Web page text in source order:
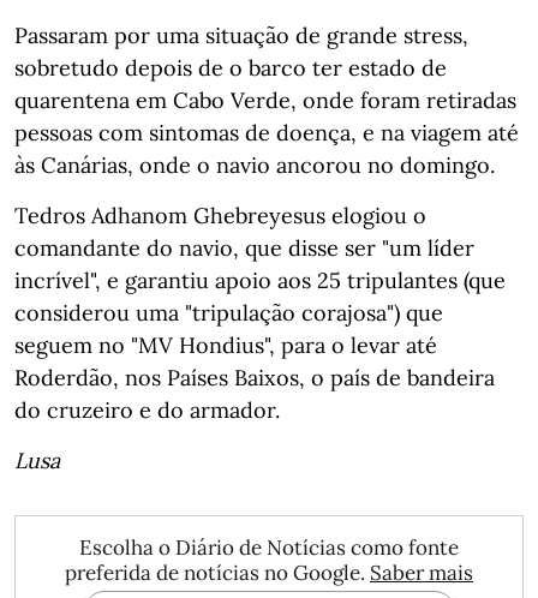
Passaram por uma situação de grande stress,
sobretudo depois de o barco ter estado de
quarentena em Cabo Verde, onde foram retiradas
pessoas com sintomas de doença, e na viagem até
às Canárias, onde o navio ancorou no domingo.
Tedros Adhanom Ghebreyesus elogiou o
comandante do navio, que disse ser "um líder
incrível", e garantiu apoio aos 25 tripulantes (que
considerou uma "tripulação corajosa") que
seguem no "MV Hondius", para o levar até
Roderdão, nos Países Baixos, o país de bandeira
do cruzeiro e do armador.
Lusa
Escolha o Diário de Notícias como fonte
preferida de notícias no Google. Saber mais